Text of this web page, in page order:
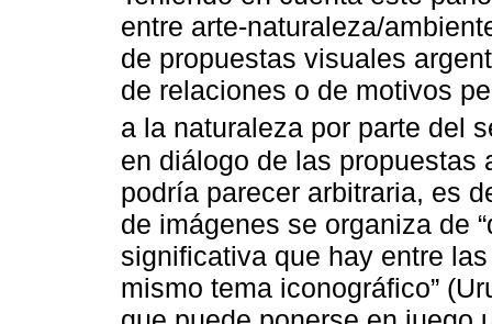
entre arte-naturaleza/
de propuestas visuales
de relaciones o de motivos
a la naturaleza por parte del
en diálogo de las
podría parecer arbitraria, es
de imágenes se organiza de
significativa que hay entre
mismo tema iconográfico”